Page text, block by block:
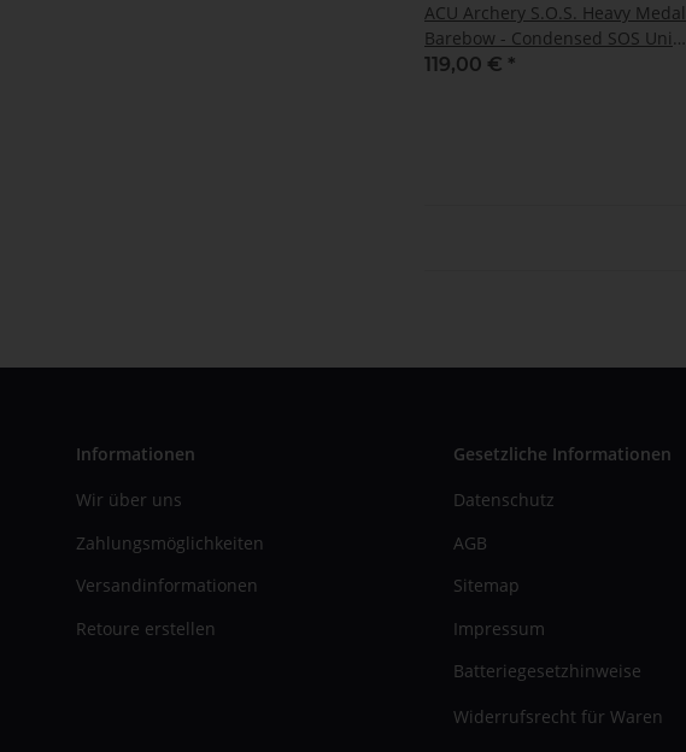
ACU Archery S.O.S. Heavy Medal
Barebow - Condensed SOS Unit -
5oz
119,00 € *
Informationen
Wir über uns
Zahlungsmöglichkeiten
Versandinformationen
Retoure erstellen
Gesetzliche Informationen
Datenschutz
AGB
Sitemap
Impressum
Batteriegesetzhinweise
Widerrufsrecht für Waren